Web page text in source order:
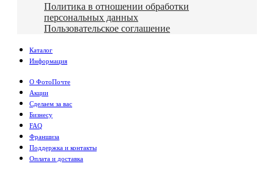
Политика в отношении обработки
персональных данных
Пользовательское соглашение
Каталог
Информация
О ФотоПочте
Акции
Сделаем за вас
Бизнесу
FAQ
Франшиза
Поддержка и контакты
Оплата и доставка